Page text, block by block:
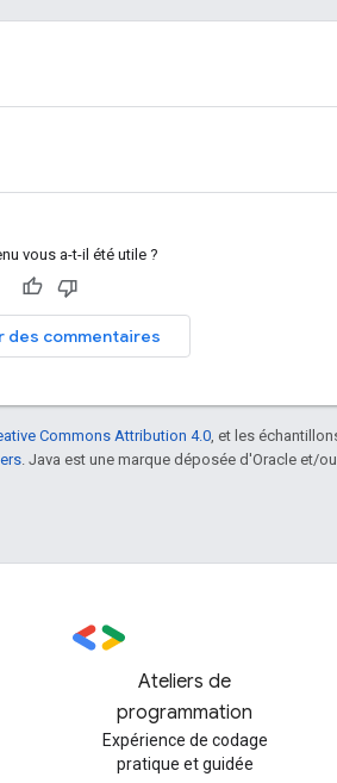
vous a-t-il été utile ?
des commentaires
Commons Attribution 4.0 , et les
. Java est une marque déposée d'Oracle et/
Ateliers de
programmation
Expérience de codage
pratique et guidée